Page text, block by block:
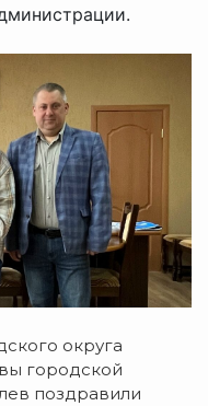
округа
городской
поздравили